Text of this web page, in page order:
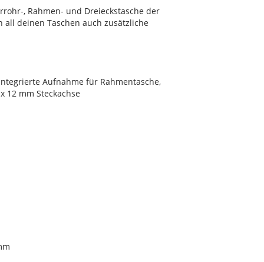
, Rahmen- und Dreieckstasche der
deinen Taschen auch zusätzliche
Aufnahme für Rahmentasche,
12 mm Steckachse